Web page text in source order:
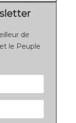
de
le Peuple